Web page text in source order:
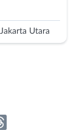
Jakarta Utara